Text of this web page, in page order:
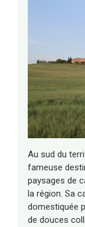
Au sud du
fameuse
paysages de
la région. Sa
domestiquée
de douces